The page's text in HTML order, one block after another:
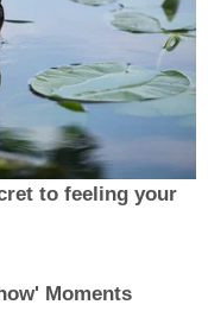
to feeling your
Moments